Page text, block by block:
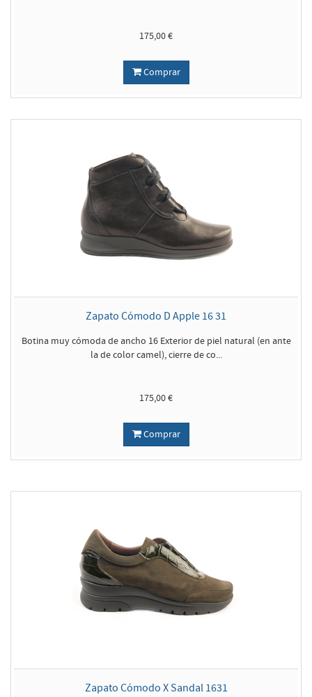
175,00 €
Comprar
Zapato Cómodo D Apple 16 31
Botina muy cómoda de ancho 16 Exterior de piel natural (en ante
la de color camel), cierre de co...
175,00 €
Comprar
Zapato Cómodo X Sandal 1631